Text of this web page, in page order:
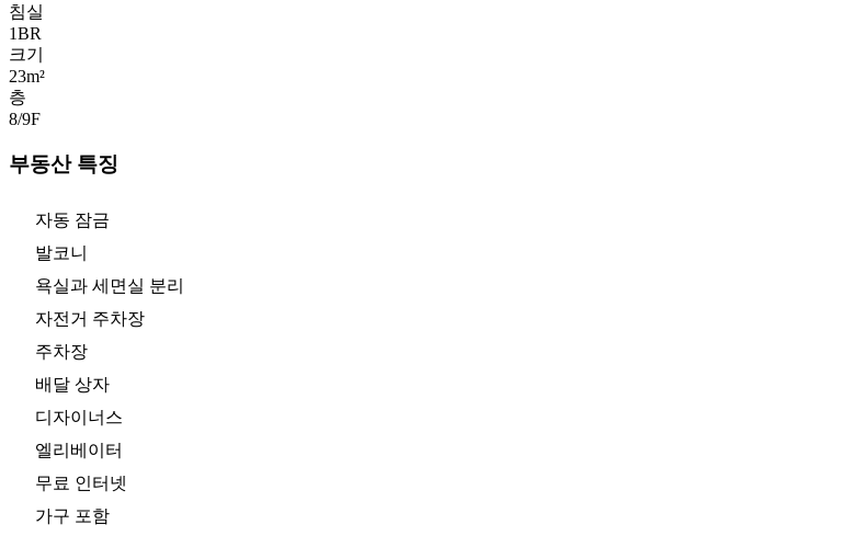
침실
1BR
크기
23m²
층
8/9F
부동산 특징
자동 잠금
발코니
욕실과 세면실 분리
자전거 주차장
주차장
배달 상자
디자이너스
엘리베이터
무료 인터넷
가구 포함